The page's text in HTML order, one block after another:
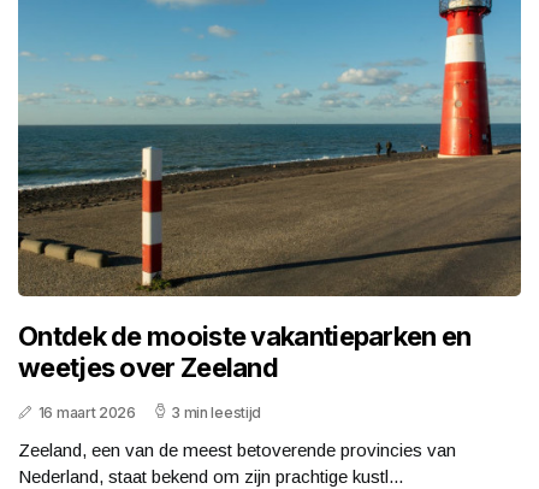
Ontdek de mooiste vakantieparken en
weetjes over Zeeland
16 maart 2026 3 min leestijd
Zeeland, een van de meest betoverende provincies van
Nederland, staat bekend om zijn prachtige kustl...